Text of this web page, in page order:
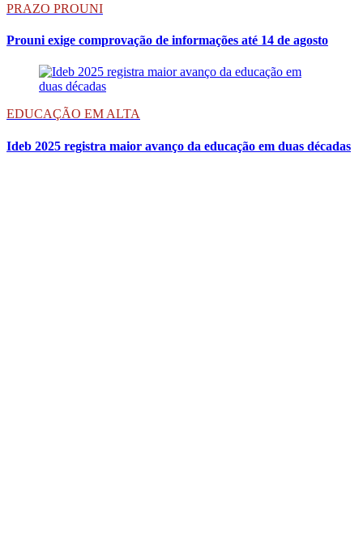
PRAZO PROUNI
Prouni exige comprovação de informações até 14 de agosto
EDUCAÇÃO EM ALTA
Ideb 2025 registra maior avanço da educação em duas décadas